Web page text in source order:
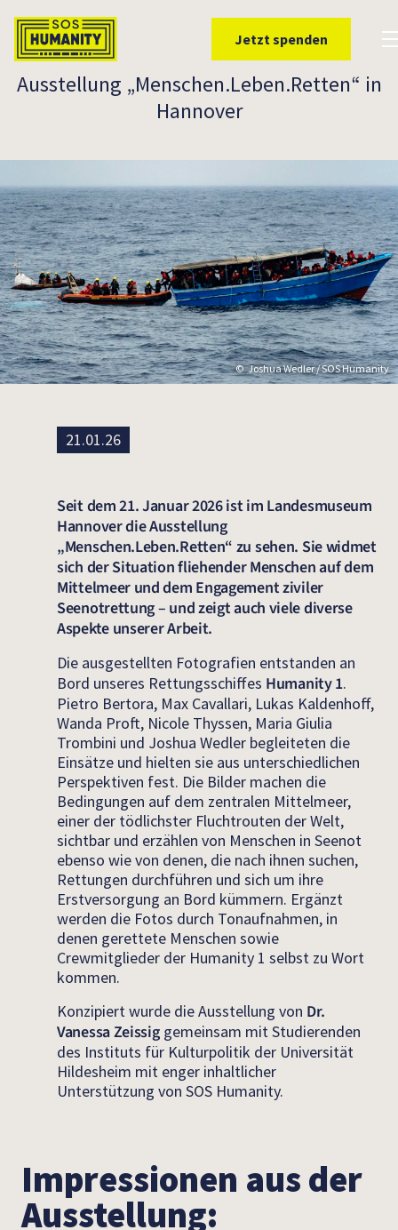
Jetzt spenden
Ausstellung „Menschen.Leben.Retten“ in
Hannover
Joshua Wedler / SOS Humanity
21.01.26
Seit dem 21. Januar 2026 ist im Landesmuseum
Hannover die Ausstellung
„Menschen.Leben.Retten“ zu sehen. Sie widmet
sich der Situation fliehender Menschen auf dem
Mittelmeer und dem Engagement ziviler
Seenotrettung – und zeigt auch viele diverse
Aspekte unserer Arbeit.
Die ausgestellten Fotografien entstanden an
Bord unseres Rettungsschiffes Humanity 1.
Pietro Bertora, Max Cavallari, Lukas Kaldenhoff,
Wanda Proft, Nicole Thyssen, Maria Giulia
Trombini und Joshua Wedler begleiteten die
Einsätze und hielten sie aus unterschiedlichen
Perspektiven fest. Die Bilder machen die
Bedingungen auf dem zentralen Mittelmeer,
einer der tödlichster Fluchtrouten der Welt,
sichtbar und erzählen von Menschen in Seenot
ebenso wie von denen, die nach ihnen suchen,
Rettungen durchführen und sich um ihre
Erstversorgung an Bord kümmern. Ergänzt
werden die Fotos durch Tonaufnahmen, in
denen gerettete Menschen sowie
Crewmitglieder der Humanity 1 selbst zu Wort
kommen.
Konzipiert wurde die Ausstellung von Dr.
Vanessa Zeissiggemeinsam mit Studierenden
des Instituts für Kulturpolitik der Universität
Hildesheim mit enger inhaltlicher
Unterstützung von SOS Humanity.
Impressionen aus der
Ausstellung: